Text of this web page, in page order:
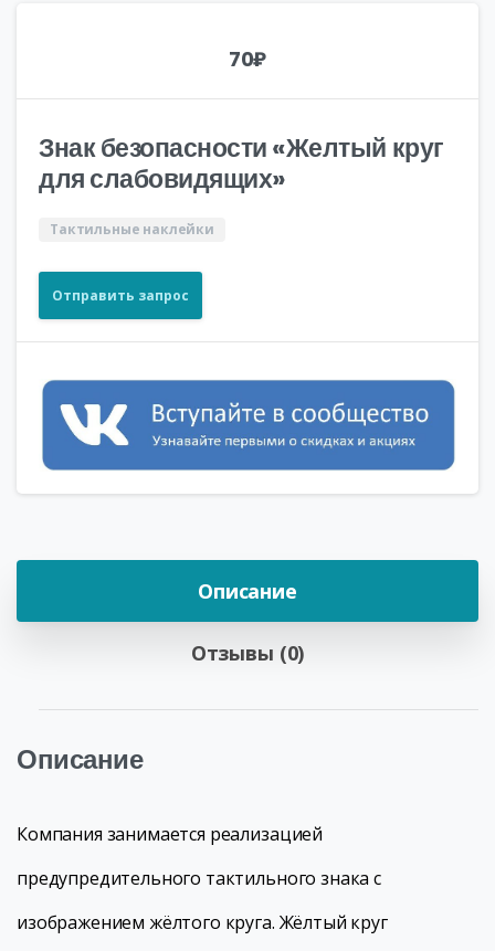
70₽
Знак безопасности «Желтый круг
для слабовидящих»
Тактильные наклейки
Отправить запрос
Описание
Отзывы (0)
Описание
Компания занимается реализацией
предупредительного тактильного знака с
изображением жёлтого круга. Жёлтый круг